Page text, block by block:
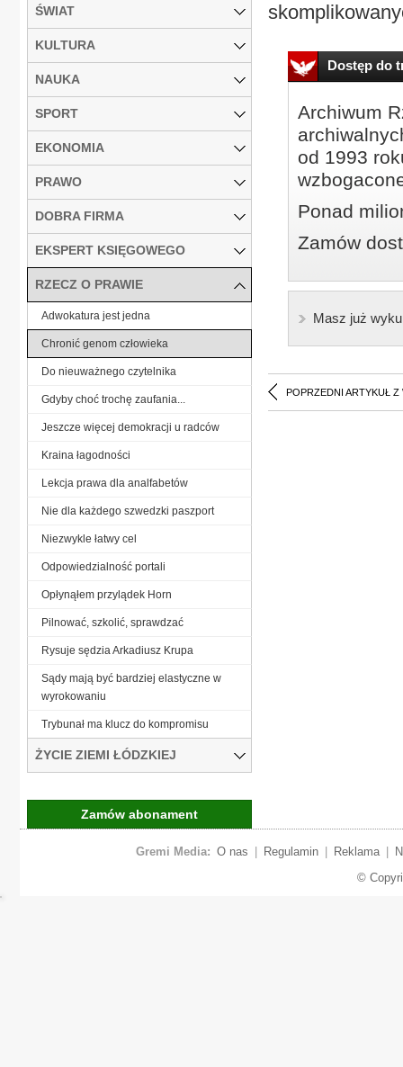
Dostęp do
Archiwum
od 1993
Ponad
Zamów
Masz już
POPRZEDNI ARTYKUŁ Z
ŚWIAT
KULTURA
NAUKA
SPORT
EKONOMIA
PRAWO
DOBRA FIRMA
EKSPERT KSIĘGOWEGO
RZECZ O PRAWIE
Adwokatura jest jedna
Chronić genom człowieka
Do nieuważnego czytelnika
Gdyby choć trochę zaufania...
Jeszcze więcej demokracji u radców
Kraina łagodności
Lekcja prawa dla analfabetów
Nie dla każdego szwedzki paszport
Niezwykle łatwy cel
Odpowiedzialność portali
Opłynąłem przylądek Horn
Pilnować, szkolić, sprawdzać
Rysuje sędzia Arkadiusz Krupa
Sądy mają być bardziej elastyczne w
wyrokowaniu
Trybunał ma klucz do kompromisu
ŻYCIE ZIEMI ŁÓDZKIEJ
Zamów abonament
Gremi Media: O nas Regulamin Reklama
©